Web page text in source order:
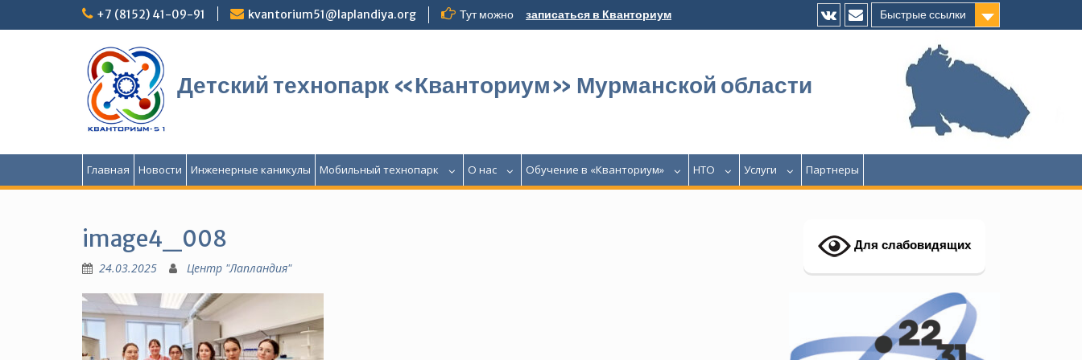
+7 (8152) 41-09-91 kvantorium51@laplandiya.org Тут можно записаться в Кванториум
Быстрые ссылки
Детский технопарк «Кванториум» Мурманской области
Главная Новости Инженерные каникулы Мобильный технопарк О нас Обучение в «Кванториум» НТО Услуги Партнеры
image4_008
24.03.2025 Центр "Лапландия"
Для слабовидящих